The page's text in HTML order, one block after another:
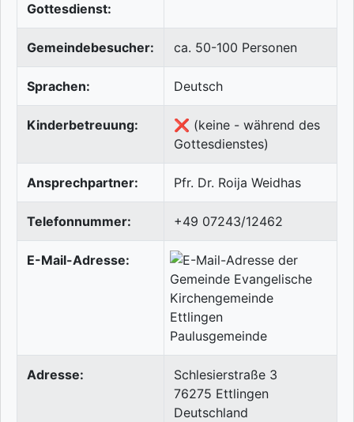
Gottesdienst:
Gemeindebesucher: ca. 50-100 Personen
Sprachen: Deutsch
Kinderbetreuung:
❌ (keine - während des
Gottesdienstes)
Ansprechpartner: Pfr. Dr. Roija Weidhas
Telefonnummer: +49 07243/12462
E-Mail-Adresse:
Adresse:
Schlesierstraße 3
76275 Ettlingen
Deutschland